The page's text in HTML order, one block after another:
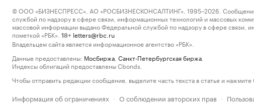
© ООО «БИЗНЕСПРЕСС», АО «РОСБИЗНЕСКОНСАЛТИНГ», 1995–2026. Сообщения и
службой по надзору в сфере связи, информационных технологий и массовых
массовой информации выдано Федеральной службой по надзору в сфере
пометкой «РБК».
18+ letters@rbc.ru
Владельцем сайта является информационное агентство «РБК».
Данные предоставлены: Мосбиржа Санкт-Петербургская биржа
Индексы облигаций предоставлены Cbonds.
Чтобы отправить редакции сообщение, выделите часть текста в статье и нажмите
Информация об ограничениях · О соблюдении авторских прав ·